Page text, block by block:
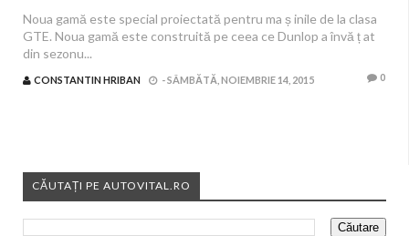
Noua gamă este special proiectată pentru ma ș inile de la clasa
GTE. Noua gamă este construită pe ceea ce Dunlop a învă ț at
din sezonu...
CONSTANTIN HRIBAN -SÂMBĂTĂ, NOIEMBRIE 14, 2015 0
CĂUTAȚI PE AUTOVITAL.RO